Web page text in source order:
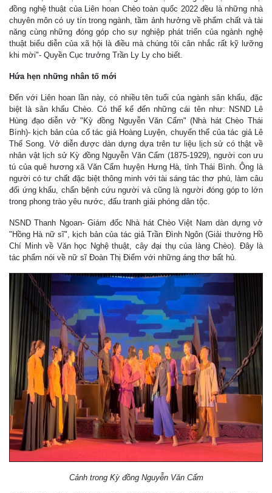
đồng nghệ thuật của Liên hoan Chèo toàn quốc 2022 đều là những nhà
chuyên môn có uy tín trong ngành, tầm ảnh hưởng về phẩm chất và tài
năng cùng những đóng góp cho sự nghiệp phát triển của ngành nghệ
thuật biểu diễn của xã hội là điều mà chúng tôi cân nhắc rất kỹ lưỡng
khi mời"- Quyền Cục trưởng Trần Ly Ly cho biết.
Hứa hẹn những nhân tố mới
Đến với Liên hoan lần này, có nhiều tên tuổi của ngành sân khấu, đặc
biệt là sân khấu Chèo. Có thể kể đến những cái tên như: NSND Lê
Hùng đạo diễn vở "Kỳ đồng Nguyễn Văn Cẩm" (Nhà hát Chèo Thái
Bình)- kịch bản của cố tác giả Hoàng Luyện, chuyển thể của tác giả Lê
Thế Song. Vở diễn được dàn dựng dựa trên tư liệu lịch sử có thật về
nhân vật lịch sử Kỳ đồng Nguyễn Văn Cẩm (1875-1929), người con ưu
tú của quê hương xã Văn Cẩm huyện Hưng Hà, tỉnh Thái Bình. Ông là
người có tư chất đặc biệt thông minh với tài sáng tác thơ phú, làm câu
đối ứng khẩu, chẩn bệnh cứu người và cũng là người đóng góp to lớn
trong phong trào yêu nước, đấu tranh giải phóng dân tộc.
NSND Thanh Ngoan- Giám đốc Nhà hát Chèo Việt Nam dàn dựng vở
"Hồng Hà nữ sĩ", kịch bản của tác giả Trần Đình Ngôn (Giải thưởng Hồ
Chí Minh về Văn học Nghệ thuật, cây đại thụ của làng Chèo). Đây là
tác phẩm nói về nữ sĩ Đoàn Thị Điểm với những áng thơ bất hủ.
Cảnh trong Kỳ đồng Nguyễn Văn Cẩm